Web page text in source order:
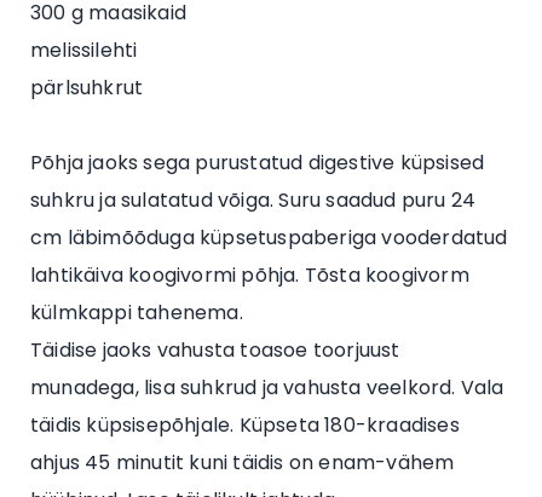
300 g maasikaid
melissilehti
pärlsuhkrut
Põhja jaoks sega purustatud digestive küpsised
suhkru ja sulatatud võiga. Suru saadud puru 24
cm läbimõõduga küpsetuspaberiga vooderdatud
lahtikäiva koogivormi põhja. Tõsta koogivorm
külmkappi tahenema.
Täidise jaoks vahusta toasoe toorjuust
munadega, lisa suhkrud ja vahusta veelkord. Vala
täidis küpsisepõhjale. Küpseta 180-kraadises
ahjus 45 minutit kuni täidis on enam-vähem